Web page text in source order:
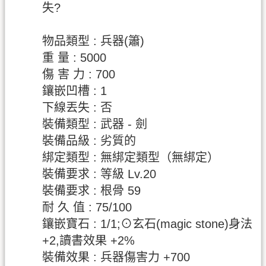
失?
物品類型 : 兵器(簫)
重 量 : 5000
傷 害 力 : 700
鑲嵌凹槽 : 1
下線丟失 : 否
裝備類型 : 武器 - 劍
裝備品級 : 劣質的
綁定類型 : 無綁定類型（無綁定）
裝備要求 : 等級 Lv.20
裝備要求 : 根骨 59
耐 久 值 : 75/100
鑲嵌寶石 : 1/1;⊙玄石(magic stone)身法
+2,讀書效果 +2%
裝備效果 : 兵器傷害力 +700